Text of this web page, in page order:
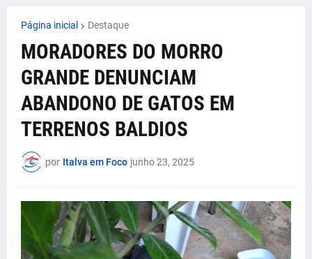
Página inicial Destaque
MORADORES DO MORRO
GRANDE DENUNCIAM
ABANDONO DE GATOS EM
TERRENOS BALDIOS
por Italva em Foco junho 23, 2025